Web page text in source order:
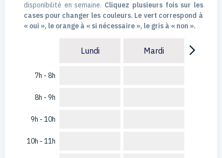
disponibilité en semaine. Cliquez plusieurs fois sur les
cases pour changer les couleurs. Le vert correspond à
« oui », le orange à « si nécessaire », le gris à « non ».
7h - 8h
8h - 9h
9h - 10h
10h - 11h
Lundi Mardi arrow_forward_ios